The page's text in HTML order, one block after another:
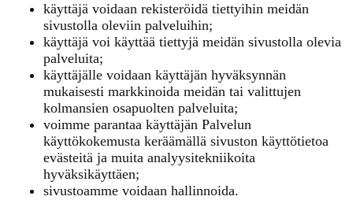
käyttäjä voidaan rekisteröidä tiettyihin meidän
sivustolla oleviin palveluihin;
käyttäjä voi käyttää tiettyjä meidän sivustolla olevia
palveluita;
käyttäjälle voidaan käyttäjän hyväksynnän
mukaisesti markkinoida meidän tai valittujen
kolmansien osapuolten palveluita;
voimme parantaa käyttäjän Palvelun
käyttökokemusta keräämällä sivuston käyttötietoa
evästeitä ja muita analyysitekniikoita
hyväksikäyttäen;
sivustoamme voidaan hallinnoida.